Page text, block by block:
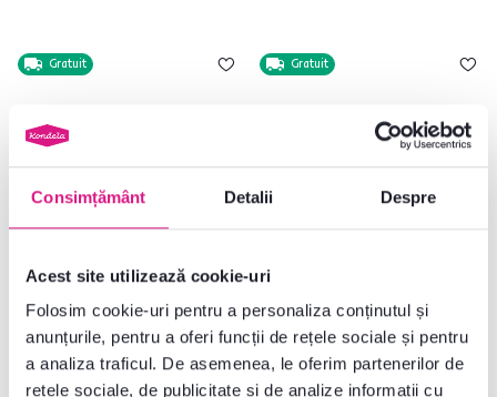
Consimțământ Detalii Despre
Acest site utilizează cookie-uri
Folosim cookie-uri pentru a personaliza conținutul și
anunțurile, pentru a oferi funcții de rețele sociale și pentru
a analiza traficul. De asemenea, le oferim partenerilor de
rețele sociale, de publicitate și de analize informații cu
Gratuit
4,6 4
Canapea extensibilă, textil
gri/turcoaz, CLIV
Gratuit
4,8 85
Colţar, gri-maro Taupe, SEGORIA
LUX